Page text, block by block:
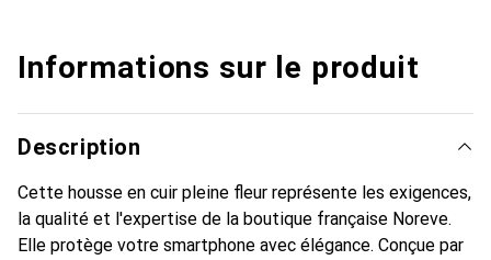
Informations sur le produit
Description
Cette housse en cuir pleine fleur représente les exigences,
la qualité et l'expertise de la boutique française Noreve.
Elle protège votre smartphone avec élégance. Conçue par